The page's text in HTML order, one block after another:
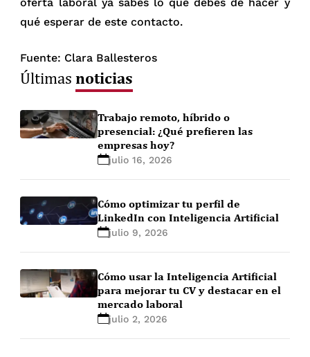
qué esperar de este contacto.
Fuente: Clara Ballesteros
Últimasnoticias
Trabajo remoto, híbrido o
presencial: ¿Qué prefieren las
empresas hoy?
julio 16, 2026
Cómo optimizar tu perfil de
LinkedIn con Inteligencia Artificial
julio 9, 2026
Cómo usar la Inteligencia Artificial
para mejorar tu CV y destacar en el
mercado laboral
julio 2, 2026